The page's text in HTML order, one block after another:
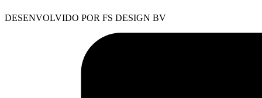
DESENVOLVIDO POR FS DESIGN BV